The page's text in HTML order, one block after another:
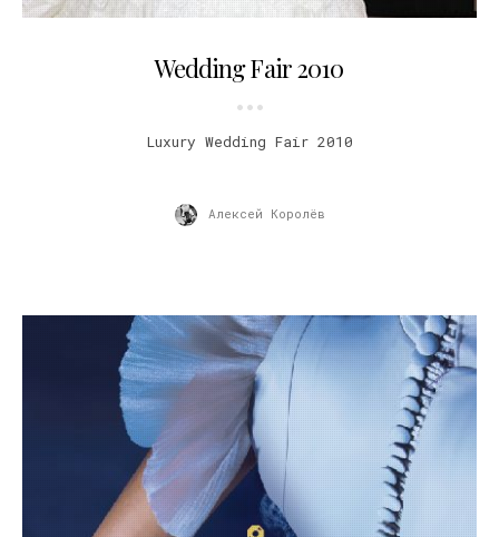
Wedding Fair 2010
Luxury Wedding Fair 2010
Алексей Королёв